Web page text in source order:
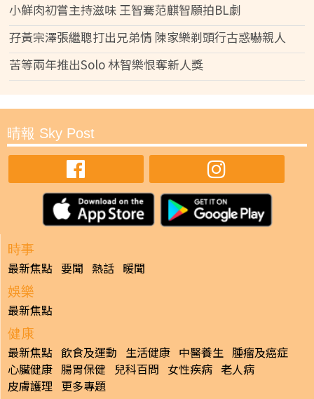
小鮮肉初嘗主持滋味 王智騫范麒智願拍BL劇
孖黃宗澤張繼聰打出兄弟情 陳家樂剃頭行古惑嚇親人
苦等兩年推出Solo 林智樂恨奪新人獎
晴報 Sky Post
時事
最新焦點 要聞 熱話 暖聞
娛樂
最新焦點
健康
最新焦點 飲食及運動 生活健康 中醫養生 腫瘤及癌症
心臟健康 腸胃保健 兒科百問 女性疾病 老人病
皮膚護理 更多專題